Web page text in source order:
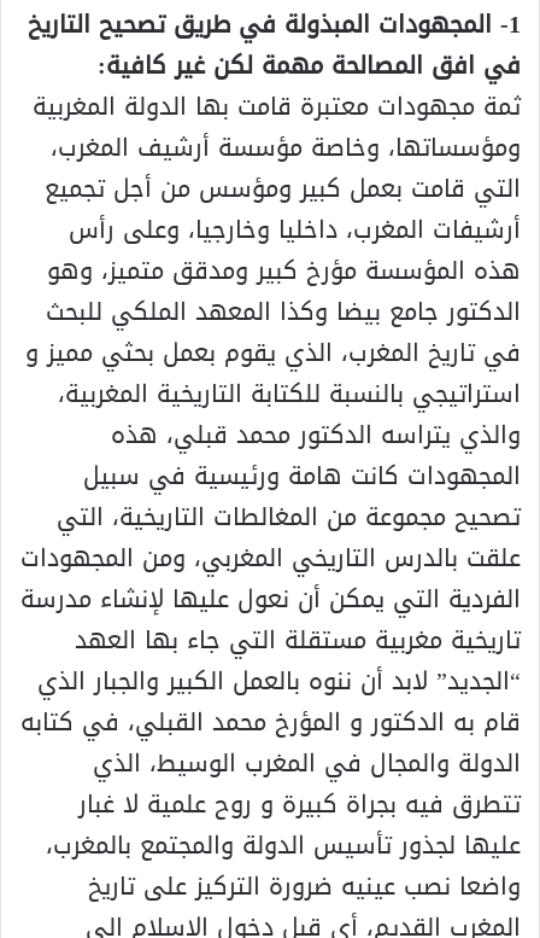
1- المجهودات المبذولة في طريق تصحيح التاريخ
في افق المصالحة مهمة لكن غير كافية:
ثمة مجهودات معتبرة قامت بها الدولة المغربية
ومؤسساتها، وخاصة مؤسسة أرشيف المغرب،
التي قامت بعمل كبير ومؤسس من أجل تجميع
أرشيفات المغرب، داخليا وخارجيا، وعلى رأس
هذه المؤسسة مؤرخ كبير ومدقق متميز، وهو
الدكتور جامع بيضا وكذا المعهد الملكي للبحث
في تاريخ المغرب، الذي يقوم بعمل بحثي مميز و
استراتيجي بالنسبة للكتابة التاريخية المغربية،
والذي يتراسه الدكتور محمد قبلي، هذه
المجهودات كانت هامة ورئيسية في سبيل
تصحيح مجموعة من المغالطات التاريخية، التي
علقت بالدرس التاريخي المغربي، ومن المجهودات
الفردية التي يمكن أن نعول عليها لإنشاء مدرسة
تاريخية مغربية مستقلة التي جاء بها العهد
“الجديد” لابد أن ننوه بالعمل الكبير والجبار الذي
قام به الدكتور و المؤرخ محمد القبلي، في كتابه
الدولة والمجال في المغرب الوسيط، الذي
تتطرق فيه بجراة كبيرة و روح علمية لا غبار
عليها لجذور تأسيس الدولة والمجتمع بالمغرب،
واضعا نصب عينيه ضرورة التركيز على تاريخ
المغرب القديم، أي قبل دخول الإسلام الى